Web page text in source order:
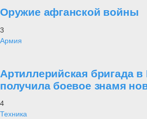
Оружие афганской войны
3
Армия
Артиллерийская бригада
получила боевое знамя
4
Техника